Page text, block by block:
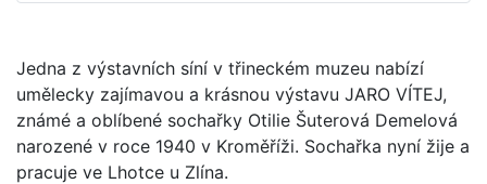
Jedna z výstavních síní v třineckém muzeu nabízí
umělecky zajímavou a krásnou výstavu JARO VÍTEJ,
známé a oblíbené sochařky Otilie Šuterová Demelová
narozené v roce 1940 v Kroměříži. Sochařka nyní žije a
pracuje ve Lhotce u Zlína.